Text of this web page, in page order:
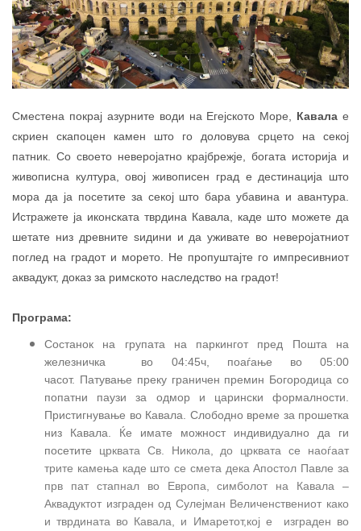
Сместена покрај азурните води на Егејското Море, Кавала е
скриен скапоцен камен што го доловува срцето на секој
патник. Со своето неверојатно крајбрежје, богата историја и
живописна култура, овој живописен град е дестинација што
мора да ја посетите за секој што бара убавина и авантура.
Истражете ја иконската тврдина Кавала, каде што можете да
шетате низ древните ѕидини и да уживате во неверојатниот
поглед на градот и морето. Не пропуштајте го импресивниот
аквадукт, доказ за римското наследство на градот!
Програма:
Состанок на групата на паркингот пред Пошта на
железничка во 04:45ч, поаѓање во 05:00
часот. Патување преку граничен премин Богородица со
попатни паузи за одмор и царински формалности.
Пристигнување во Кавала. Слободно време за прошетка
низ Кавала. Ќе имате можност индивидуално да ги
посетите црквата Св. Никола, до црквата се наоѓаат
трите камења каде што се смета дека Апостол Павле за
прв пат стапнал во Европа, симболот на Кавала –
Аквадуктот изграден од Сулејман Величенствениот како
и тврдината во Кавала, и Имаретот,кој е изграден во